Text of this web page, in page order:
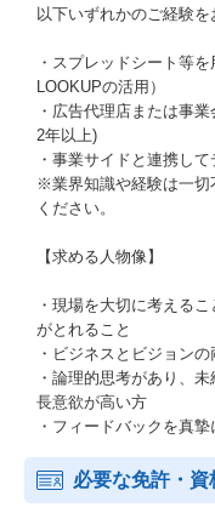
以下いずれかのご経験
・スプレッドシート等
LOOKUPの活用）
・広告代理店または事
2年以上)
・事業サイドと連携し
※業界知識や経験は一切
ください。
【求める人物像】
・現場を大切に考える
がとれること
・ビジネスとビジョン
・論理的思考があり、
長意欲が高い方
・フィードバックを真
必要な免許・資